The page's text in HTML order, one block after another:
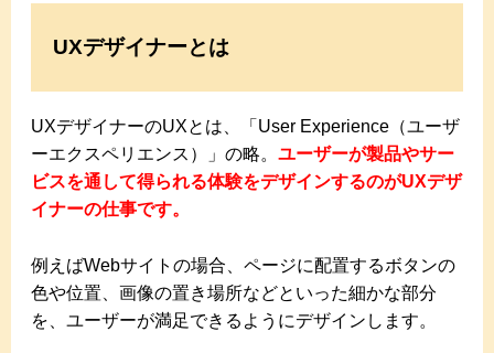
UXデザイナーとは
UXデザイナーのUXとは、「User Experience（ユーザ
ーエクスペリエンス）」の略。 ユーザーが製品やサー
ビスを通して得られる体験をデザインするのがUXデザ
イナーの仕事です。
例えばWebサイトの場合、ページに配置するボタンの
色や位置、画像の置き場所などといった細かな部分
を、ユーザーが満足できるようにデザインします。